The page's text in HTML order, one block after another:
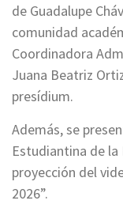
de Guadalupe
comunidad
Coordinadora
Juana Beatriz
presídium.
Además, se
Estudiantina de la
proyección del
2026”.